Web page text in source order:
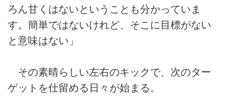
ろん甘くはないということも分かっていま
す。簡単ではないけれど、そこに目標がない
と意味はない」
その素晴らしい左右のキックで、次のター
ゲットを仕留める日々が始まる。